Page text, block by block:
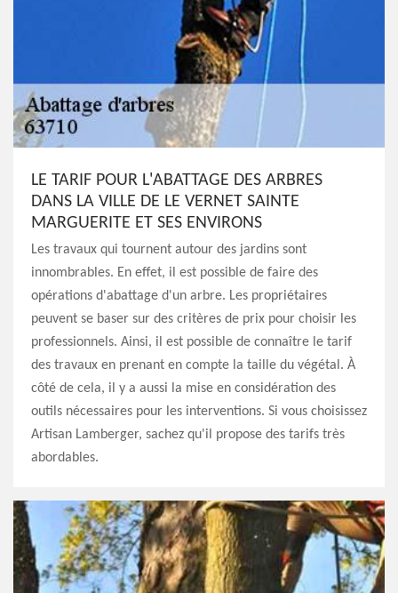
LE TARIF POUR L'ABATTAGE DES ARBRES
DANS LA VILLE DE LE VERNET SAINTE
MARGUERITE ET SES ENVIRONS
Les travaux qui tournent autour des jardins sont
innombrables. En effet, il est possible de faire des
opérations d'abattage d'un arbre. Les propriétaires
peuvent se baser sur des critères de prix pour choisir les
professionnels. Ainsi, il est possible de connaître le tarif
des travaux en prenant en compte la taille du végétal. À
côté de cela, il y a aussi la mise en considération des
outils nécessaires pour les interventions. Si vous choisissez
Artisan Lamberger, sachez qu'il propose des tarifs très
abordables.